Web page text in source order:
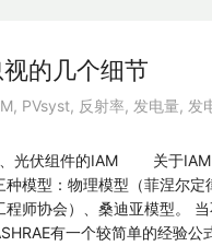
的几个细节
, PVsyst, 反射率, 发电量, 发
光伏组件的IAM 关于IAM
种模型：物理模型（菲涅尔定
程师协会）、桑迪亚模型。
有一个较简单的经